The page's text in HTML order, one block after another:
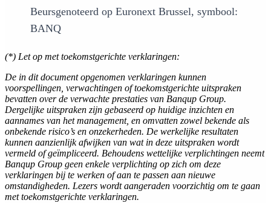
Beursgenoteerd op Euronext Brussel, symbool:
BANQ
(*) Let op met toekomstgerichte verklaringen:
De in dit document opgenomen verklaringen kunnen
voorspellingen, verwachtingen of toekomstgerichte uitspraken
bevatten over de verwachte prestaties van Banqup Group.
Dergelijke uitspraken zijn gebaseerd op huidige inzichten en
aannames van het management, en omvatten zowel bekende als
onbekende risico’s en onzekerheden. De werkelijke resultaten
kunnen aanzienlijk afwijken van wat in deze uitspraken wordt
vermeld of geïmpliceerd. Behoudens wettelijke verplichtingen neemt
Banqup Group geen enkele verplichting op zich om deze
verklaringen bij te werken of aan te passen aan nieuwe
omstandigheden. Lezers wordt aangeraden voorzichtig om te gaan
met toekomstgerichte verklaringen.